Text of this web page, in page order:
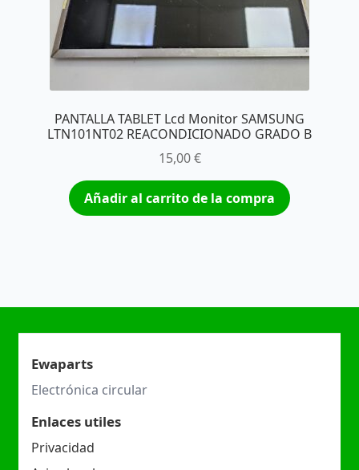
PANTALLA TABLET Lcd Monitor SAMSUNG
LTN101NT02 REACONDICIONADO GRADO B
15,00€
Añadir al carrito de la compra
Ewaparts
Electrónica circular
Enlaces utiles
Privacidad